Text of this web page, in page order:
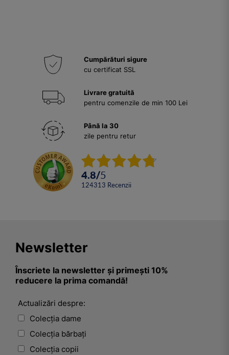
Cumpărături sigure
cu certificat SSL
Livrare gratuită
pentru comenzile de min 100 Lei
Până la 30
zile pentru retur
4.8/5
124313 Recenzii
Newsletter
Înscriete la newsletter și primești 10%
reducere la prima comandă!
Actualizări despre:
Colecția dame
Colecția bărbați
Colecția copii